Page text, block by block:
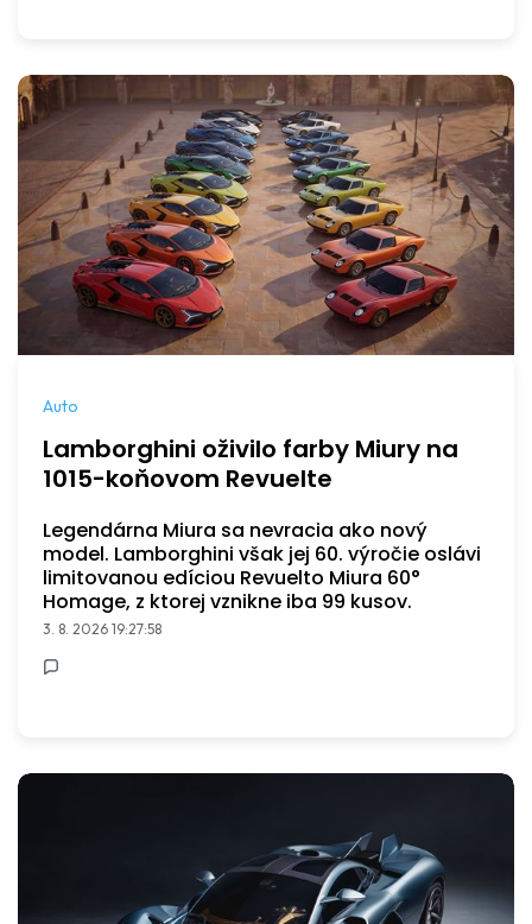
Auto
Lamborghini oživilo farby Miury na
1015-koňovom Revuelte
Legendárna Miura sa nevracia ako nový
model. Lamborghini však jej 60. výročie oslávi
limitovanou edíciou Revuelto Miura 60°
Homage, z ktorej vznikne iba 99 kusov.
3. 8. 2026 19:27:58